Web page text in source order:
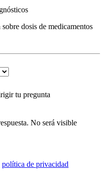
dosis de medicamentos
tu pregunta
No será visible
política de privacidad